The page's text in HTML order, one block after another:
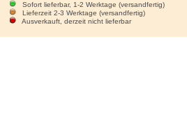
Sofort lieferbar, 1-2 Werktage (versandfertig)
Lieferzeit 2-3 Werktage (versandfertig)
Ausverkauft, derzeit nicht lieferbar